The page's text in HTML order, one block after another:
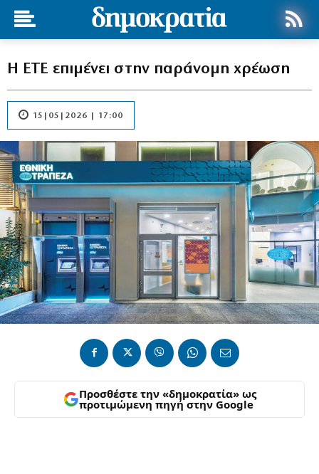
Η ΕΤΕ επιμένει στην παράνομη χρέωση
15|05|2026 | 17:00
Προσθέστε την «δημοκρατία» ως
προτιμώμενη πηγή στην Google